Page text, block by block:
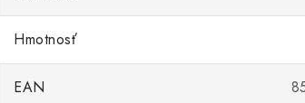
Hmotnosť
EAN